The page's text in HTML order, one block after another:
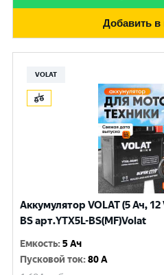
Добавить в
VOLAT
Аккумулятор VOLAT (5 Ач,
BS арт.YTX5L-BS(MF)Volat
Емкость:5 Ач
Пусковой ток:80 A